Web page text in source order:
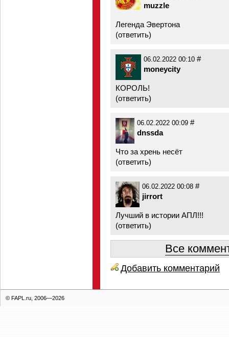
muzzle
Легенда Эвертона
(ответить)
06.02.2022 00:10 #
moneycity
КОРОЛЬ!
(ответить)
06.02.2022 00:09 #
dnssda
Что за хрень несёт
(ответить)
06.02.2022 00:08 #
jirrort
Лучший в истории АПЛ!!!
(ответить)
Все
Добавить комментарий
© FAPL.ru, 2006—2026